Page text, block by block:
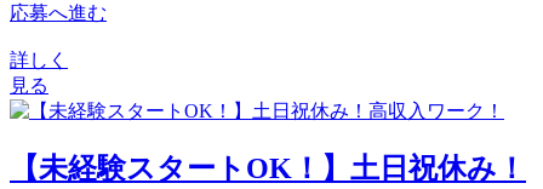
応募へ進む
詳しく
見る
【未経験スタートOK！】土日祝休み！